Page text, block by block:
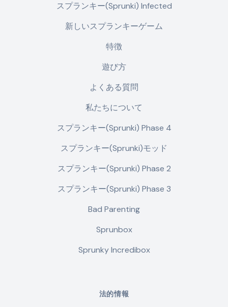
スプランキー(Sprunki) Infected
新しいスプランキーゲーム
特徴
遊び方
よくある質問
私たちについて
スプランキー(Sprunki) Phase 4
スプランキー(Sprunki)モッド
スプランキー(Sprunki) Phase 2
スプランキー(Sprunki) Phase 3
Bad Parenting
Sprunbox
Sprunky Incredibox
法的情報